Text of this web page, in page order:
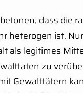
dass die
heterogen ist.
als legitimes
zu
Gewalttätern